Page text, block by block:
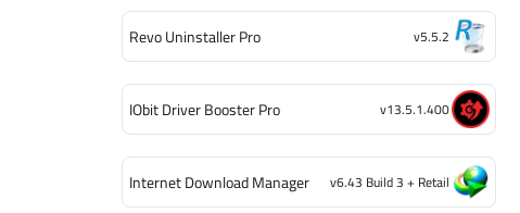
Revo Uninstaller Pro v5.5.2
IObit Driver Booster Pro v13.5.1.400
Internet Download Manager v6.43 Build 3 + Retail